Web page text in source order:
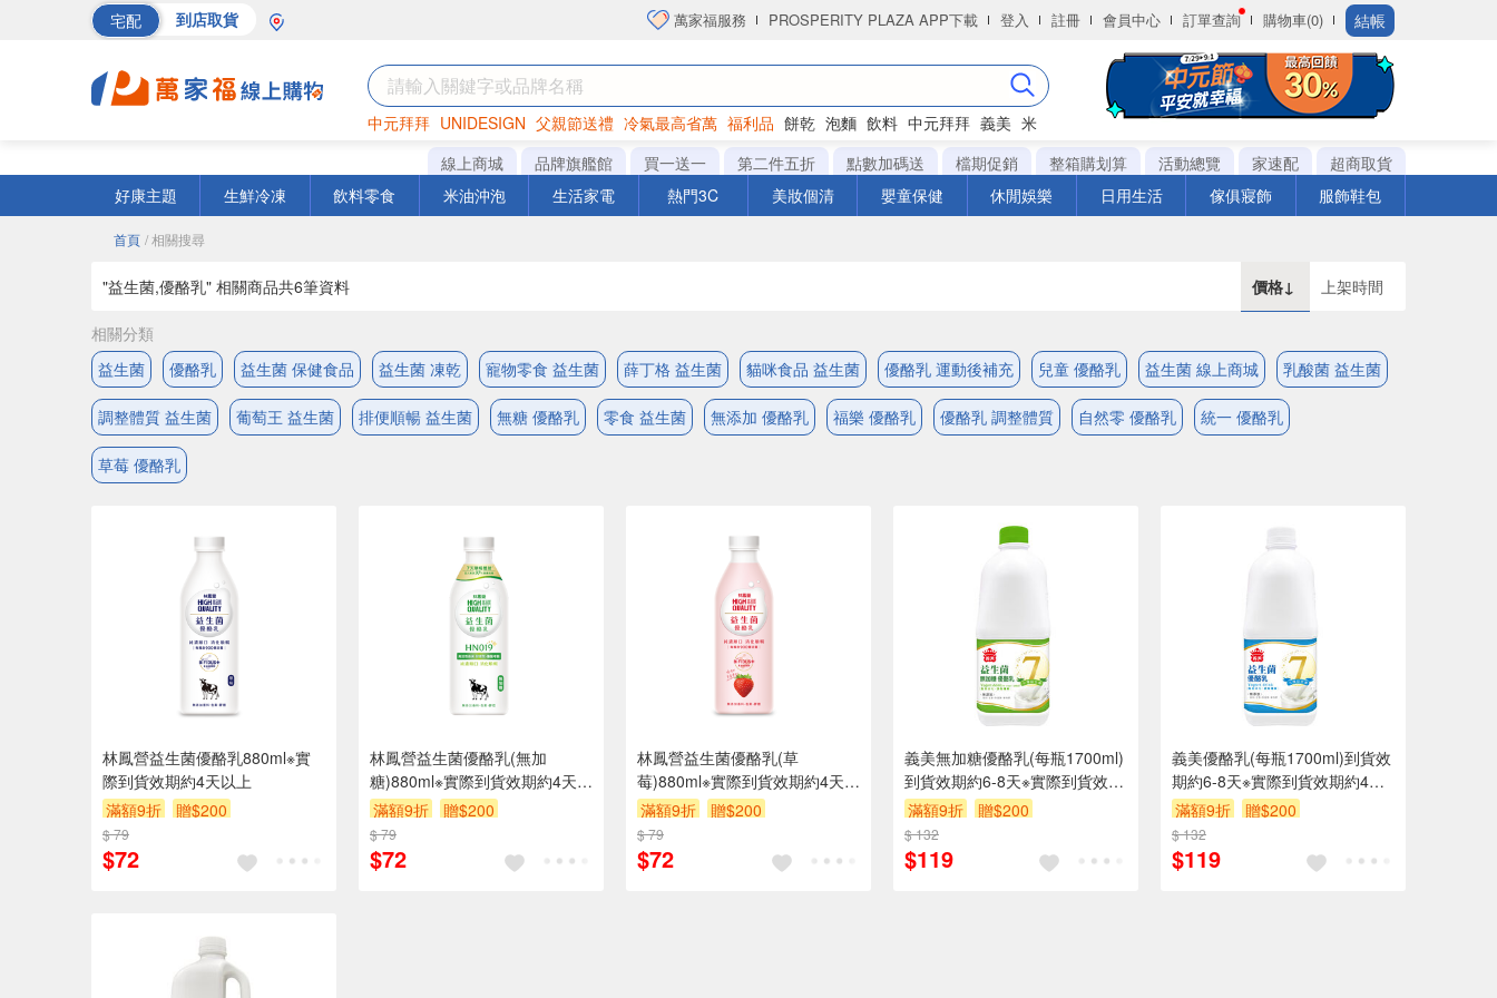
宅配 到店取貨 萬家福服務 PROSPERITY PLAZA APP下載 登入 註冊 會員中心 訂單查詢 購物車(0) 結帳
中元拜拜 UNIDESIGN 父親節送禮 冷氣最高省萬 福利品 餅乾 泡麵 飲料 中元拜拜 義美 米
罐頭 海苔 洋芋片
線上商城 品牌旗艦館 買一送一 第二件五折 點數加碼送 檔期促銷 整箱購划算 活動總覽 家速配
超商取貨
好康主題
生鮮冷凍 飲料零食 米油沖泡 生活家電 熱門3C 美妝個清 嬰童保健 休閒娛樂 日用生活 傢俱寢飾 服飾鞋包
首頁 / 相關搜尋
"益生菌,優酪乳" 相關商品共6筆資料 價格↓ 上架時間
相關分類
益生菌
優酪乳 益生菌 保健食品 益生菌 凍乾 寵物零食 益生菌 薛丁格 益生菌 貓咪食品 益生菌 優酪乳 運動後補充 兒童 優酪乳 益生菌 線上商城 乳酸菌 益生菌
調整體質 益生菌 葡萄王 益生菌 排便順暢 益生菌 無糖 優酪乳 零食 益生菌 無添加 優酪乳 福樂 優酪乳 優酪乳 調整體質 自然零 優酪乳 統一 優酪乳
草莓 優酪乳
林鳳營益生菌優酪乳880ml※實
際到貨效期約4天以上
滿額9折
贈$200
$ 79
$72
林鳳營益生菌優酪乳(無加
糖)880ml※實際到貨效期約4天以
上
滿額9折 贈$200
$ 79
$72
林鳳營益生菌優酪乳(草
莓)880ml※實際到貨效期約4天以
上
滿額9折 贈$200
$ 79
$72
義美無加糖優酪乳(每瓶1700ml)
到貨效期約6-8天※實際到貨效期
約4天以上
滿額9折 贈$200
$ 132
$119
義美優酪乳(每瓶1700ml)到貨效
期約6-8天※實際到貨效期約4天
以上
滿額9折 贈$200
$ 132
$119